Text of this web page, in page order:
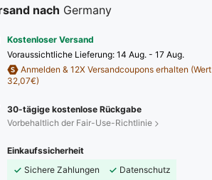
nach Germany
Kostenloser Versand
Voraussichtliche Lieferung: 14 Aug. - 17 Aug.
Anmelden & 12X Versandcoupons erhalten (Wert
32,07€)
30-tägige kostenlose Rückgabe
Vorbehaltlich der Fair-Use-Richtlinie
Einkaufssicherheit
Sichere Zahlungen
Datenschutz